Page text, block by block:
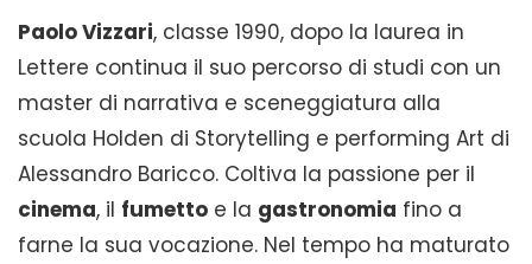
Paolo Vizzari, classe 1990, dopo la laurea in
Lettere continua il suo percorso di studi con un
master di narrativa e sceneggiatura alla
scuola Holden di Storytelling e performing Art di
Alessandro Baricco. Coltiva la passione per il
cinema, il fumetto e la gastronomia fino a
farne la sua vocazione. Nel tempo ha maturato